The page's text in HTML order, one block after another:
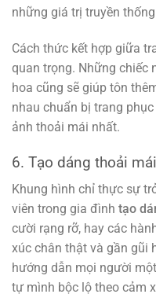
những giá trị truyền
Cách thức kết hợp giữa
quan trọng. Những chiếc
hoa cũng sẽ giúp tôn
nhau chuẩn bị trang
ảnh thoải mái nhất.
6. Tạo dáng thoải mái
Khung hình chỉ thực sự
viên trong gia đình tạo
cười rạng rỡ, hay các
xúc chân thật và gần gũi
hướng dẫn mọi người
tự mình bộc lộ theo cảm